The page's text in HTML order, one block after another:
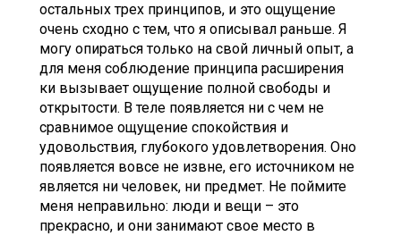
остальных трех принципов, и это ощущение
очень сходно с тем, что я описывал раньше. Я
могу опираться только на свой личный опыт, а
для меня соблюдение принципа расширения
ки вызывает ощущение полной свободы и
открытости. В теле появляется ни с чем не
сравнимое ощущение спокойствия и
удовольствия, глубокого удовлетворения. Оно
появляется вовсе не извне, его источником не
является ни человек, ни предмет. Не поймите
меня неправильно: люди и вещи – это
прекрасно, и они занимают свое место в